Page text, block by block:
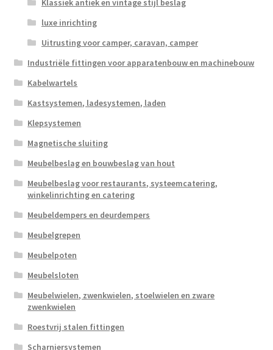
Klassiek antiek en vintage stijl beslag
luxe inrichting
Uitrusting voor camper, caravan, camper
Industriële fittingen voor apparatenbouw en machinebouw
Kabelwartels
Kastsystemen, ladesystemen, laden
Klepsystemen
Magnetische sluiting
Meubelbeslag en bouwbeslag van hout
Meubelbeslag voor restaurants, systeemcatering,
winkelinrichting en catering
Meubeldempers en deurdempers
Meubelgrepen
Meubelpoten
Meubelsloten
Meubelwielen, zwenkwielen, stoelwielen en zware
zwenkwielen
Roestvrij stalen fittingen
Scharniersystemen